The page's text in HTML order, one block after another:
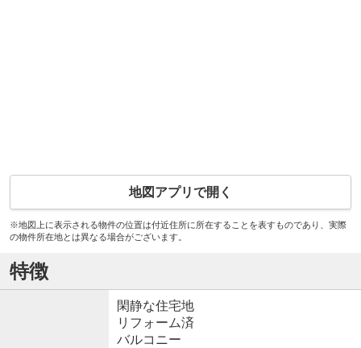
地図アプリで開く
※地図上に表示される物件の位置は付近住所に所在することを表すものであり、実際
の物件所在地とは異なる場合がございます。
特徴
閑静な住宅地
リフォーム済
バルコニー